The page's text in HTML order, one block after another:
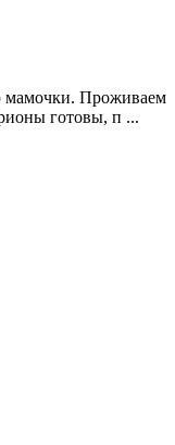
мамочки. Проживаем
готовы, п ...